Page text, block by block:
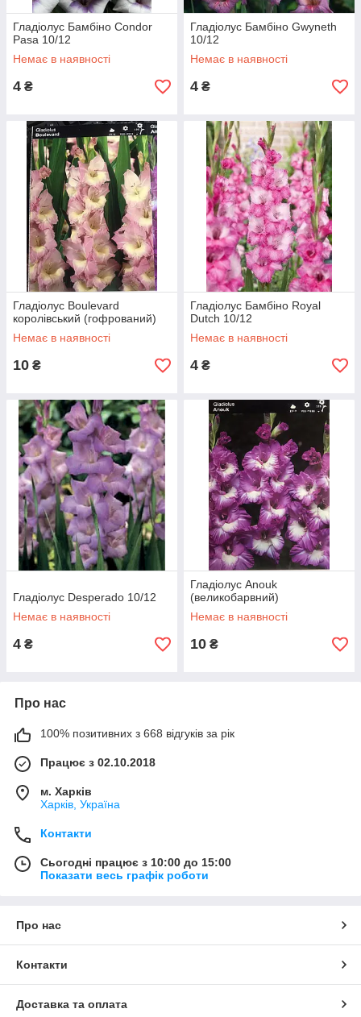
Гладіолус Бамбіно Condor
Pasa 10/12
Немає в наявності
4 ₴
Гладіолус Бамбіно Gwyneth
10/12
Немає в наявності
4 ₴
Гладіолус Boulevard
королівський (гофрований)
Немає в наявності
10 ₴
Гладіолус Бамбіно Royal
Dutch 10/12
Немає в наявності
4 ₴
Гладіолус Desperado 10/12
Немає в наявності
4 ₴
Гладіолус Anouk
(великобарвний)
Немає в наявності
10 ₴
Про нас
100% позитивних з 668 відгуків за рік
Працює з 02.10.2018
м. Харків
Харків, Україна
Контакти
Сьогодні працює з 10:00 до 15:00
Показати весь графік роботи
Про нас
Контакти
Доставка та оплата